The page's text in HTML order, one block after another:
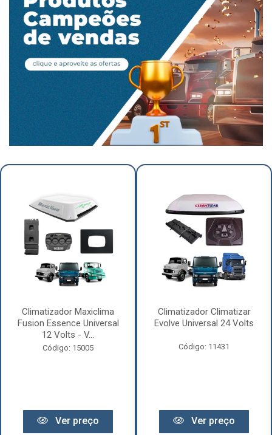
Climatizador Maxiclima
Fusion Essence Universal
12 Volts - V...
Código: 15005
Ver preço
Climatizador Climatizar
Evolve Universal 24 Volts
Código: 11431
Ver preço